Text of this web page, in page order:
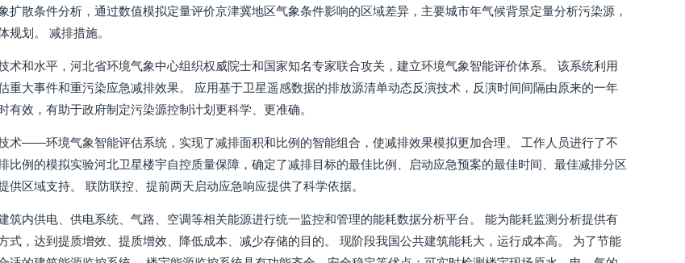
扩散条件分析，通过数值模拟定量评价京津冀地区气象条件影响的区域差异，主要城市年气候背景定量分析污染源，
规划。 减排措施。
术和水平，河北省环境气象中心组织权威院士和国家知名专家联合攻关，建立环境气象智能评价体系。 该系统利用
重大事件和重污染应急减排效果。 应用基于卫星遥感数据的排放源清单动态反演技术，反演时间间隔由原来的一年
有效，有助于政府制定污染源控制计划更科学、更准确。
术——环境气象智能评估系统，实现了减排面积和比例的智能组合，使减排效果模拟更加合理。 工作人员进行了不
比例的模拟实验河北卫星楼宇自控质量保障，确定了减排目标的最佳比例、启动应急预案的最佳时间、最佳减排分区
供区域支持。 联防联控、提前两天启动应急响应提供了科学依据。
筑内供电、供电系统、气路、空调等相关能源进行统一监控和管理的能耗数据分析平台。 能为能耗监测分析提供有
式，达到提质增效、提质增效、降低成本、减少存储的目的。 现阶段我国公共建筑能耗大，运行成本高。 为了节能